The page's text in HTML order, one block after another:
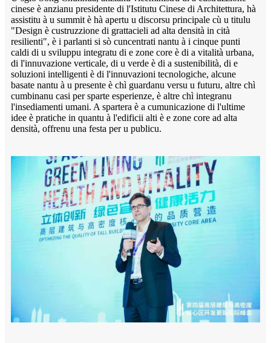
cinese è anzianu presidente di l'Istitutu Cinese di Architettura, hà
assistitu à u summit è hà apertu u discorsu principale cù u titulu
"Design è custruzzione di grattacieli ad alta densità in cità
resilienti", è i parlanti si sò cuncentrati nantu à i cinque punti
caldi di u sviluppu integratu di e zone core è di a vitalità urbana,
di l'innuvazione verticale, di u verde è di a sustenibilità, di e
soluzioni intelligenti è di l'innuvazioni tecnologiche, alcune
basate nantu à u presente è chì guardanu versu u futuru, altre chì
cumbinanu casi per sparte esperienze, è altre chì integranu
l'insediamenti umani. A spartera è a cumunicazione di l'ultime
idee è pratiche in quantu à l'edificii alti è e zone core ad alta
densità, offrenu una festa per u publicu.